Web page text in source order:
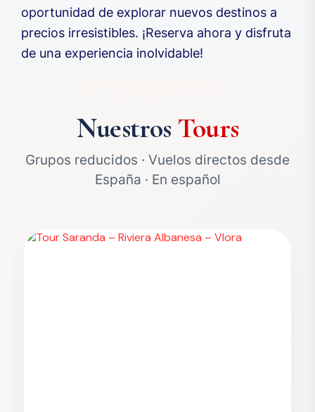
oportunidad de explorar nuevos destinos a
precios irresistibles. ¡Reserva ahora y disfruta
de una experiencia inolvidable!
Nuestros Tours
Grupos reducidos · Vuelos directos desde
España · En español